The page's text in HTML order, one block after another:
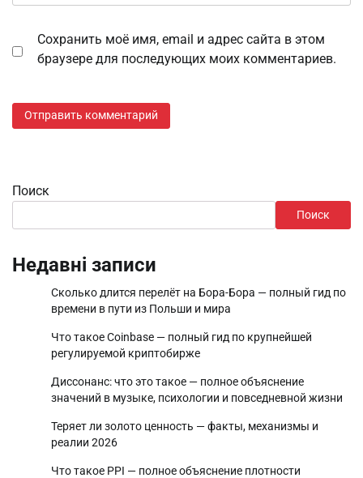
Сохранить моё имя, email и адрес сайта в этом
браузере для последующих моих комментариев.
Поиск
Поиск
Недавні записи
Сколько длится перелёт на Бора-Бора — полный гид по
времени в пути из Польши и мира
Что такое Coinbase — полный гид по крупнейшей
регулируемой криптобирже
Диссонанс: что это такое — полное объяснение
значений в музыке, психологии и повседневной жизни
Теряет ли золото ценность — факты, механизмы и
реалии 2026
Что такое PPI — полное объяснение плотности